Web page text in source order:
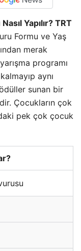
Yapılır?TRT
Formu ve Yaş
merak
programı
aynı
sunan bir
Çocukların çok
pek çok çocuk